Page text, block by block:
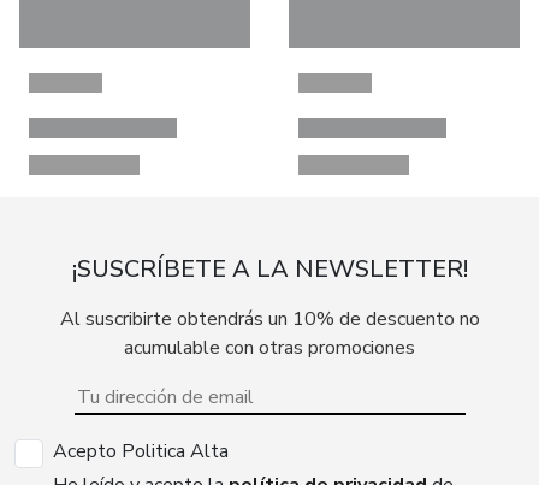
¡SUSCRÍBETE A LA NEWSLETTER!
Al suscribirte obtendrás un 10% de descuento no
acumulable con otras promociones
Acepto Politica Alta